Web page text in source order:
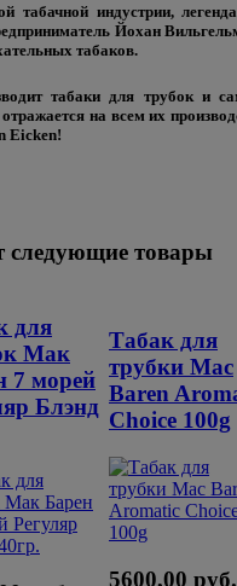
табачной индустрии,
Йохан
табаков.
табаки для трубок и
на всем их
Eicken!
следующие товары
для
Мак
7 морей
Блэнд
Табак для
трубки Mac
Baren
Choice 100g
5600,00 руб.